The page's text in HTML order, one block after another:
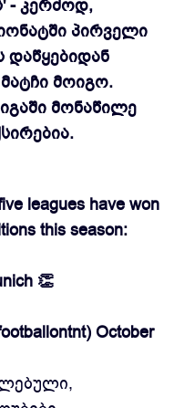
- კერძოდ,
პირველი
დაწყებიდან
მოიგო.
მონაწილე
leagues have won
this season:
👏
October